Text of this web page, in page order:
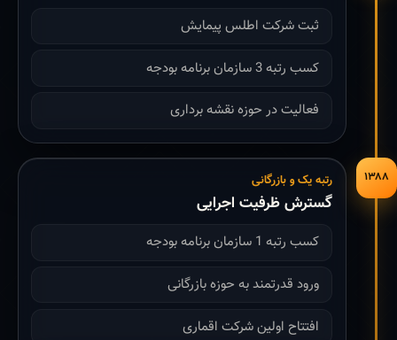
ثبت شرکت اطلس پیمایش
کسب رتبه 3 سازمان برنامه بودجه
فعالیت در حوزه نقشه برداری
۱۳۸۸ رتبه یک و بازرگانی
گسترش ظرفیت اجرایی
کسب رتبه 1 سازمان برنامه بودجه
ورود قدرتمند به حوزه بازرگانی
افتتاح اولین شرکت اقماری